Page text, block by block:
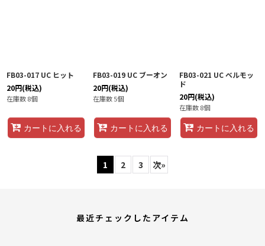
FB03-017 UC ヒット
20円(税込)
在庫数 8個
カートに入れる
FB03-019 UC ブーオン
20円(税込)
在庫数 5個
カートに入れる
FB03-021 UC ベルモッ
ド
20円(税込)
在庫数 8個
カートに入れる
1 2 3 次»
最近チェックしたアイテム